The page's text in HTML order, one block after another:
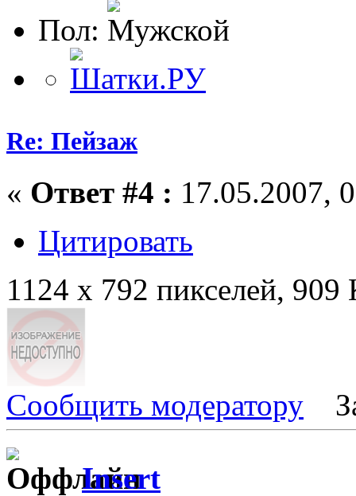
Пол:
Re: Пейзаж
« Ответ #4 : 17.05.2007,
Цитировать
1124 x 792 пикселей, 909
Сообщить модератору
Insert